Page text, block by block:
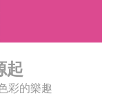
起
彩的樂趣